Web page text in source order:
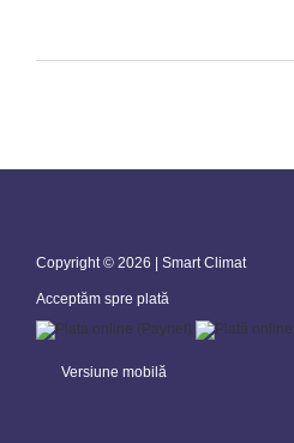
Copyright © 2026 | Smart Climat
Acceptăm spre plată
Versiune mobilă